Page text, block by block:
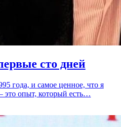
сто дней
года, и самое ценное, что я
это опыт, который есть…